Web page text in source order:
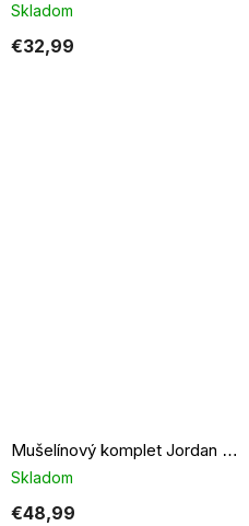
Skladom
€32,99
Mušelínový komplet Jordan imperial blue
Skladom
€48,99